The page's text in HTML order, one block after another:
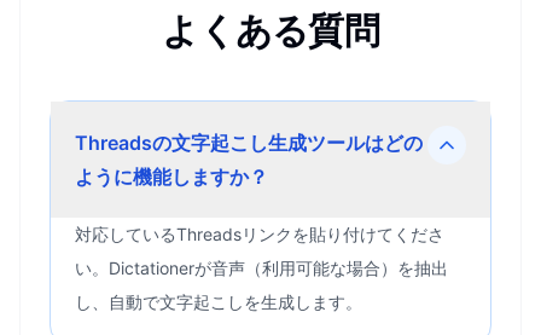
よくある質問
Threadsの文字起こし生成ツールはどの
ように機能しますか？
対応しているThreadsリンクを貼り付けてくださ
い。Dictationerが音声（利用可能な場合）を抽出
し、自動で文字起こしを生成します。